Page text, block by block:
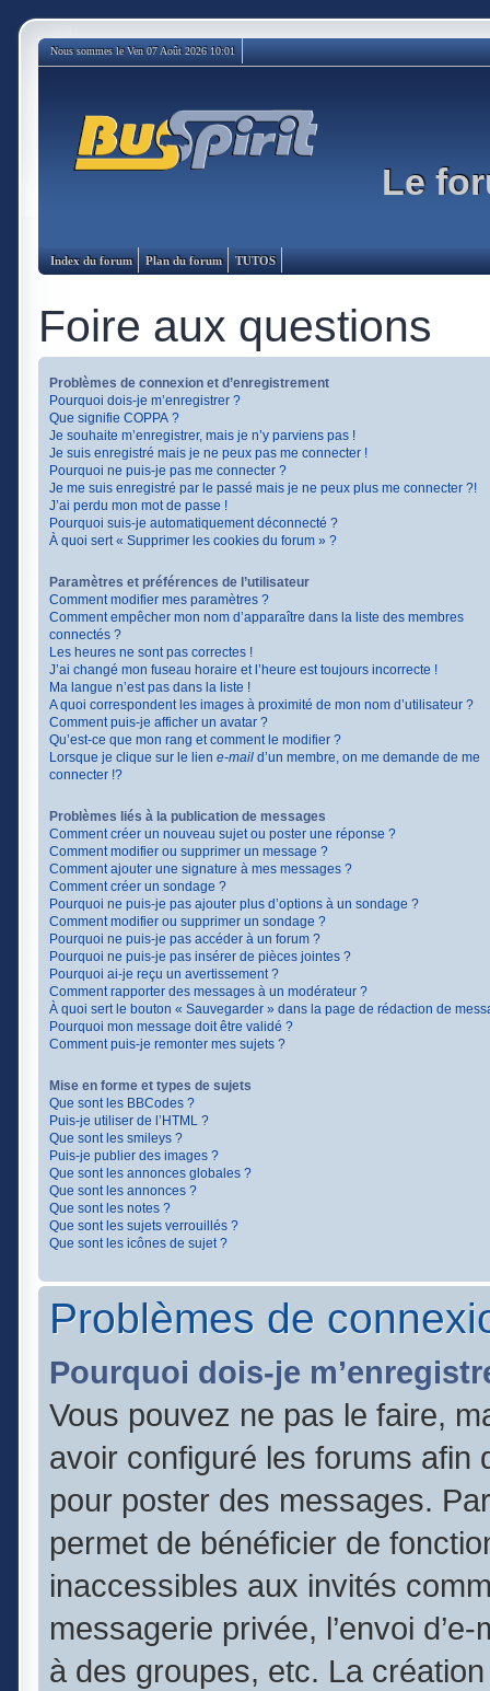
Nous sommes le Ven 07 Août 2026 10:01
Le
Index du forum Plan du forum TUTOS
Foire aux questions
Problèmes de connexion et d’enregistrement
Pourquoi dois-je m’enregistrer ?
Que signifie COPPA ?
Je souhaite m’enregistrer, mais je n’y parviens pas !
Je suis enregistré mais je ne peux pas me connecter !
Pourquoi ne puis-je pas me connecter ?
Je me suis enregistré par le passé mais je ne peux plus me connecter ?!
J’ai perdu mon mot de passe !
Pourquoi suis-je automatiquement déconnecté ?
À quoi sert « Supprimer les cookies du forum » ?
Paramètres et préférences de l’utilisateur
Comment modifier mes paramètres ?
Comment empêcher mon nom d’apparaître dans la liste des membres
connectés ?
Les heures ne sont pas correctes !
J’ai changé mon fuseau horaire et l’heure est toujours incorrecte !
Ma langue n’est pas dans la liste !
A quoi correspondent les images à proximité de mon nom d’utilisateur ?
Comment puis-je afficher un avatar ?
Qu’est-ce que mon rang et comment le modifier ?
Lorsque je clique sur le lien e-mail d’un membre, on me demande de me
connecter !?
Problèmes liés à la publication de messages
Comment créer un nouveau sujet ou poster une réponse ?
Comment modifier ou supprimer un message ?
Comment ajouter une signature à mes messages ?
Comment créer un sondage ?
Pourquoi ne puis-je pas ajouter plus d’options à un sondage ?
Comment modifier ou supprimer un sondage ?
Pourquoi ne puis-je pas accéder à un forum ?
Pourquoi ne puis-je pas insérer de pièces jointes ?
Pourquoi ai-je reçu un avertissement ?
Comment rapporter des messages à un modérateur ?
À quoi sert le bouton « Sauvegarder » dans la page de rédaction de
Pourquoi mon message doit être validé ?
Comment puis-je remonter mes sujets ?
Mise en forme et types de sujets
Que sont les BBCodes ?
Puis-je utiliser de l’HTML ?
Que sont les smileys ?
Puis-je publier des images ?
Que sont les annonces globales ?
Que sont les annonces ?
Que sont les notes ?
Que sont les sujets verrouillés ?
Que sont les icônes de sujet ?
Problèmes de
Pourquoi dois-je
Vous pouvez ne pas le faire,
avoir configuré les forums afin
pour poster des messages.
permet de bénéficier de
inaccessibles aux invités
messagerie privée, l’envoi
à des groupes, etc. La